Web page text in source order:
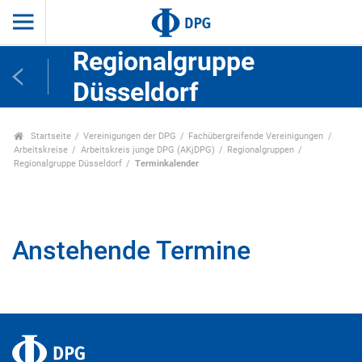
Regionalgruppe
Düsseldorf
Startseite Vereinigungen der DPG
Fachübergreifende Vereinigungen
Arbeitskreise
Arbeitskreis junge DPG (AKjDPG)
Regionalgruppen
Regionalgruppe Düsseldorf
Terminkalender
Anstehende Termine